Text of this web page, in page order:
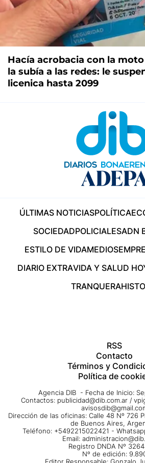
Hacía acrobacia con la
la subía a las redes: le
licenica hasta 2099
ÚLTIMAS NOTICIASPOLÍTICA
SOCIEDADPOLICIALESADN
ESTILO DE VIDAMEDIOS
DIARIO EXTRAVIDA Y SALUD
TRANQUERA
RSS
Contacto
Términos y
Política de
Agencia DIB - Fecha de Inicio:
Contactos: publicidad@dib.com.ar /
Dirección de las oficinas: Calle 48 Nº 726
de Buenos Aires,
Teléfono: +5492215022421 -
Email:
Registro DNDA Nº
Nº de edición: